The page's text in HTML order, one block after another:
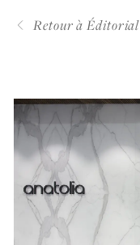
Se connecter
Nous contacter
Retour à Éditorial